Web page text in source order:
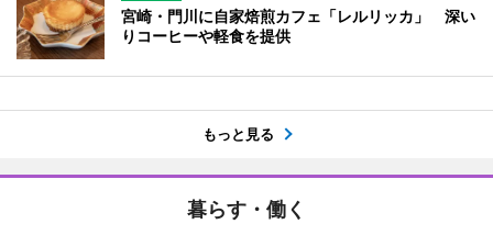
宮崎・門川に自家焙煎カフェ「レルリッカ」 深い
りコーヒーや軽食を提供
もっと見る
暮らす・働く